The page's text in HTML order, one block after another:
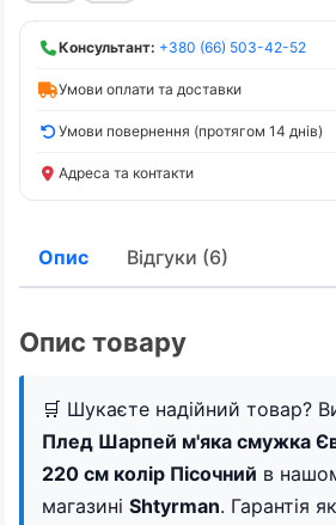
Консультант: +380 (66) 503-42-52
Умови оплати та доставки
Умови повернення (протягом 14 днів)
Адреса та контакти
Опис Відгуки (6)
Опис товару
🛒 Шукаєте надійний товар?
Плед Шарпей м'яка смужка
220 см колір Пісочний в
магазині Shtyrman. Гарантія